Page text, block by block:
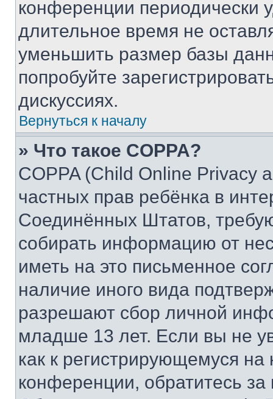
конференции периодически
длительное время не
уменьшить размер базы
попробуйте
дискуссиях.
Вернуться к началу
» Что такое COPPA?
COPPA (Child Online Privacy
частных прав ребёнка в
Соединённых Штатов,
собирать информацию от
иметь на это письменное
наличие иного вида
разрешают сбор личной
младше 13 лет. Если вы не
как к регистрирующемуся
конференции, обратитесь